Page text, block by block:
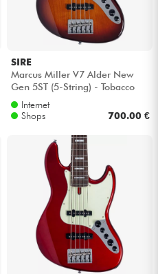
SIRE
Marcus Miller V7 Alder New
Gen 5ST (5-String) - Tobacco
sunburst
Internet
Shops
700.00 €